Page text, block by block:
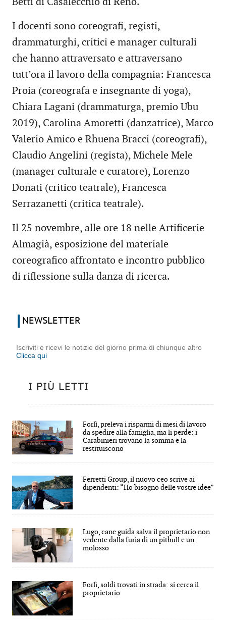
I docenti sono coreografi, registi,
drammaturghi, critici e manager culturali
che hanno attraversato e attraversano
tutt’ora il lavoro della compagnia: Francesca
Proia (coreografa e insegnante di yoga),
Chiara Lagani (drammaturga, premio Ubu
2019), Carolina Amoretti (danzatrice), Marco
Valerio Amico e Rhuena Bracci (coreografi),
Claudio Angelini (regista), Michele Mele
(manager culturale e curatore), Lorenzo
Donati (critico teatrale), Francesca
Serrazanetti (critica teatrale).
Il 25 novembre, alle ore 18 nelle Artificerie
Almagià, esposizione del materiale
coreografico affrontato e incontro pubblico
di riflessione sulla danza di ricerca.
NEWSLETTER
Iscriviti e ricevi le notizie del giorno prima di chiunque altro
Clicca qui
I PIÙ LETTI
Forlì, preleva i risparmi di mesi di lavoro
da spedire alla famiglia, ma li perde: i
Carabinieri trovano la somma e la
restituiscono
Ferretti Group, il nuovo ceo scrive ai
dipendenti: “Ho bisogno delle vostre idee”
Lugo, cane guida salva il proprietario non
vedente dalla furia di un pitbull e un
molosso
Forlì, soldi trovati in strada: si cerca il
proprietario